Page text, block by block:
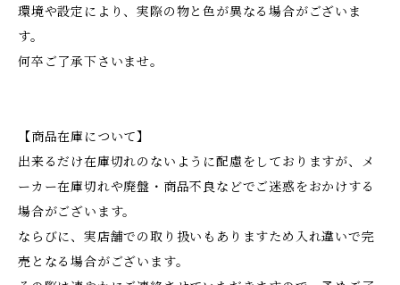
環境や設定により、実際の物と色が異なる場合がございま
す。
何卒ご了承下さいませ。
【商品在庫について】
出来るだけ在庫切れのないように配慮をしておりますが、メ
ーカー在庫切れや廃盤・商品不良などでご迷惑をおかけする
場合がございます。
ならびに、実店舗での取り扱いもありますため入れ違いで完
売となる場合がございます。